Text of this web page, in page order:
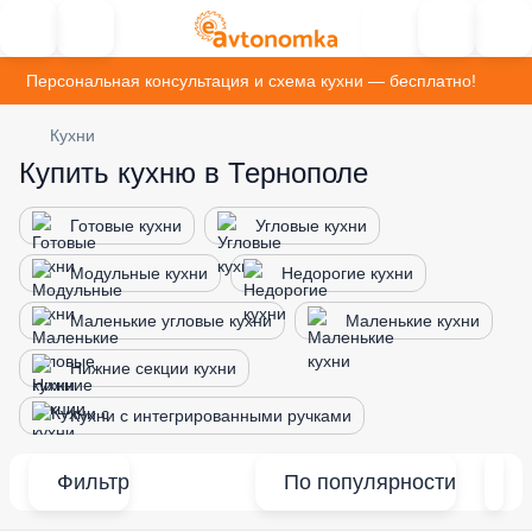
Персональная консультация и схема кухни — бесплатно!
Кухни
Купить кухню в Тернополе
Готовые кухни Угловые кухни
Модульные кухни Недорогие кухни
Маленькие угловые кухни Маленькие кухни
Нижние секции кухни
Кухни с интегрированными ручками
Фильтр По популярности